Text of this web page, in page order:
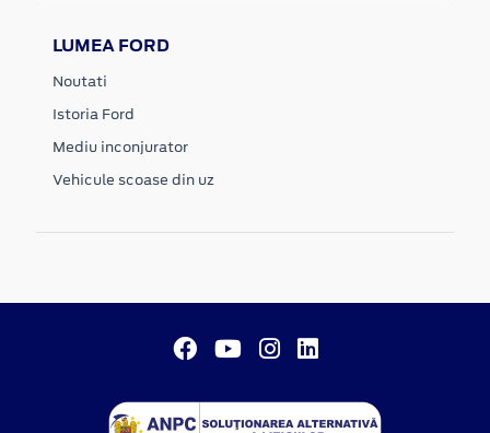
LUMEA FORD
Noutati
Istoria Ford
Mediu inconjurator
Vehicule scoase din uz